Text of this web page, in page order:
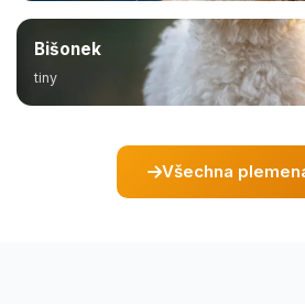
Bišonek
tiny
Všechna